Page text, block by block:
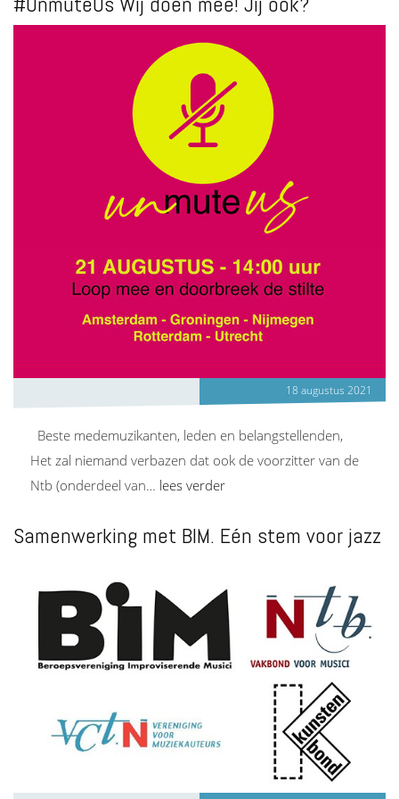
18 augustus 2021
Beste medemuzikanten, leden en belangstellenden,
Het zal niemand verbazen dat ook de voorzitter van de
Ntb (onderdeel van… lees verder
Samenwerking met BIM. Eén stem voor jazz